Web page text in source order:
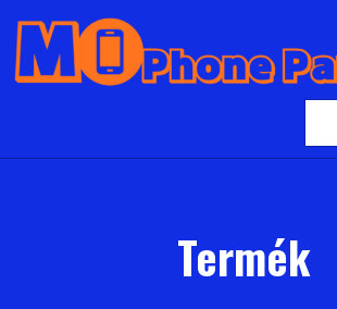
Termék